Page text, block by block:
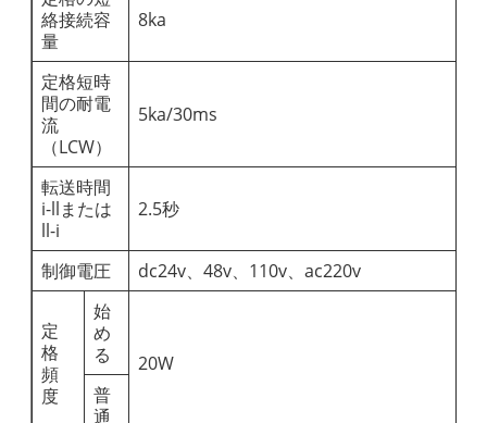
絡接続容
量
8ka
定格短時
間の耐電
流
（LCW）
5ka/30ms
転送時間
i-llまたは
ll-i
2.5秒
制御電圧 dc24v、48v、110v、ac220v
定
格
頻
度
始
め
る
20W
普
通